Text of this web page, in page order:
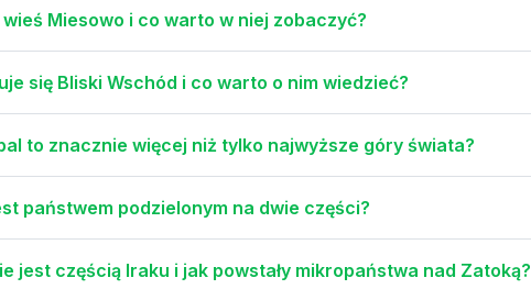
Miesowo i co warto w niej zobaczyć?
się Bliski Wschód i co warto o nim wiedzieć?
to znacznie więcej niż tylko najwyższe góry świata?
państwem podzielonym na dwie części?
jest częścią Iraku i jak powstały mikropaństwa nad Zatoką?